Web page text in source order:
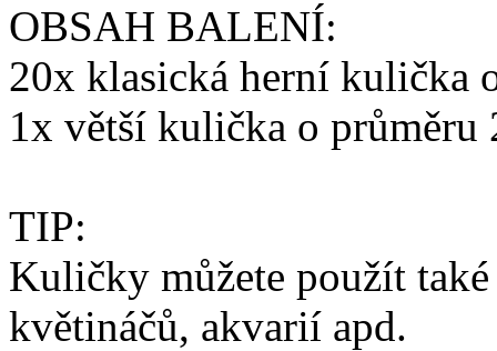
OBSAH BALENÍ:
20x klasická herní kulička
1x větší kulička o průměru
TIP:
Kuličky můžete použít
květináčů, akvarií apd.